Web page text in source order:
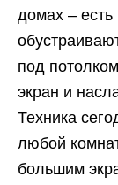
домах –
под
экран и
Техника
любой
большим